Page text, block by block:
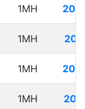
1MH
1MH
1MH
1MH